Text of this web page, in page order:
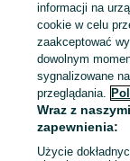
Zaloguj się lub
sprzedającym
Zaloguj się /
informacji na
cookie w celu
zaakceptować
dowolnym
sygnalizowane
przeglądania.
Wraz z
zapewnienia:
Użycie